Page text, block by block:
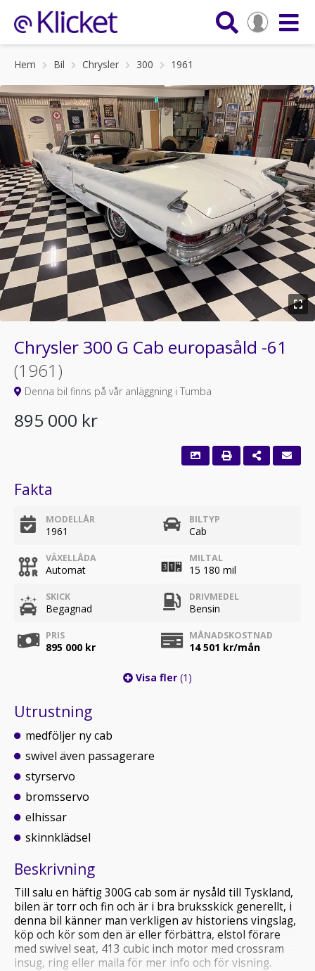
Hem Bil Chrysler 300 1961
Chrysler 300 G Cab europasåld -61
(1961)
Denna bil finns på vår anläggning i Tumba
895 000 kr
Fakta
MODELLÅR
1961
BILTYP
Cab
VÄXELLÅDA
Automat
MILTAL
15 180 mil
SKICK
Begagnad
DRIVMEDEL
Bensin
PRIS
895 000 kr
MÅNADSKOSTNAD
14 501 kr/mån
Visa fler (1)
Utrustning
medföljer ny cab
swivel även passagerare
styrservo
bromsservo
elhissar
skinnklädsel
Beskrivning
Till salu en häftig 300G cab som är nysåld till Tyskland,
bilen är torr och fin och är i bra bruksskick generellt, i
denna bil känner man verkligen av historiens vingslag,
köp och kör som den är eller förbättra, elstol förare
med swivel seat, 413 cubic inch motor med crossram
insug, ring eller maila för mer info och för visning.